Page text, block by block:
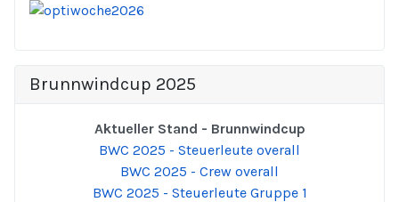
Brunnwindcup 2025
Aktueller Stand - Brunnwindcup
BWC 2025 - Steuerleute overall
BWC 2025 - Crew overall
BWC 2025 - Steuerleute Gruppe 1